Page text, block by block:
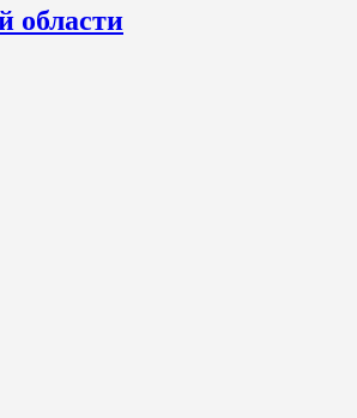
области